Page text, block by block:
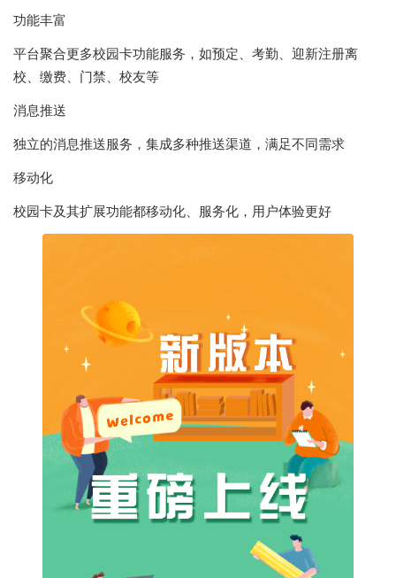
功能丰富
平台聚合更多校园卡功能服务，如预定、考勤、迎新注册离
校、缴费、门禁、校友等
消息推送
独立的消息推送服务，集成多种推送渠道，满足不同需求
移动化
校园卡及其扩展功能都移动化、服务化，用户体验更好